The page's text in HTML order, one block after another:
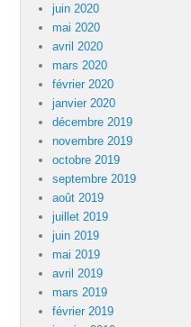
juin 2020
mai 2020
avril 2020
mars 2020
février 2020
janvier 2020
décembre 2019
novembre 2019
octobre 2019
septembre 2019
août 2019
juillet 2019
juin 2019
mai 2019
avril 2019
mars 2019
février 2019